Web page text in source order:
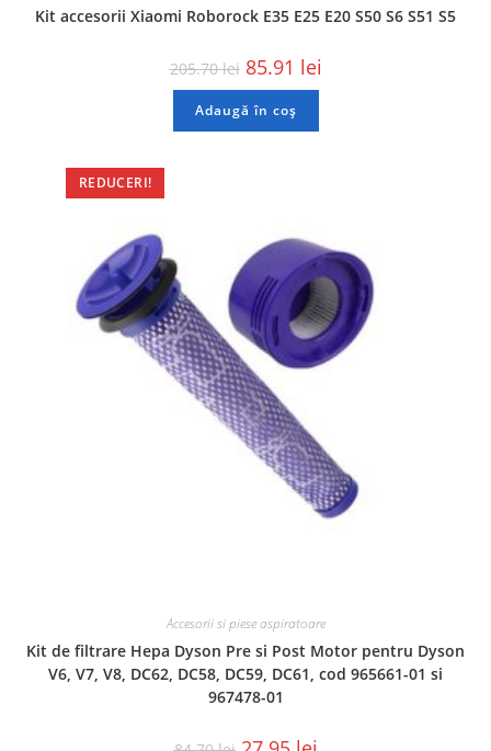
Kit accesorii Xiaomi Roborock E35 E25 E20 S50 S6 S51 S5
205.70lei 85.91 lei
Adaugă în coș
REDUCERI!
Accesorii si piese aspiratoare
Kit de filtrare Hepa Dyson Pre si Post Motor pentru Dyson
V6, V7, V8, DC62, DC58, DC59, DC61, cod 965661-01 si
967478-01